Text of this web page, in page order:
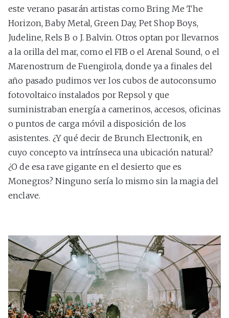
este verano pasarán artistas como Bring Me The
Horizon, Baby Metal, Green Day, Pet Shop Boys,
Judeline, Rels B o J. Balvin. Otros optan por llevarnos
a la orilla del mar, como el FIB o el Arenal Sound, o el
Marenostrum de Fuengirola, donde ya a finales del
año pasado pudimos ver los cubos de autoconsumo
fotovoltaico instalados por Repsol y que
suministraban energía a camerinos, accesos, oficinas
o puntos de carga móvil a disposición de los
asistentes. ¿Y qué decir de Brunch Electronik, en
cuyo concepto va intrínseca una ubicación natural?
¿O de esa rave gigante en el desierto que es
Monegros? Ninguno sería lo mismo sin la magia del
enclave.